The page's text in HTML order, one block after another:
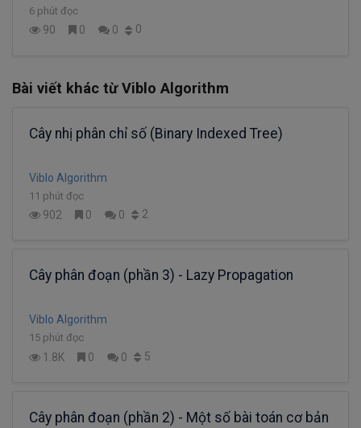
6 phút đọc
90 0 0 0
Bài viết khác từ Viblo Algorithm
Cây nhị phân chỉ số (Binary Indexed Tree)
Viblo Algorithm
11 phút đọc
902 0 0 2
Cây phân đoạn (phần 3) - Lazy Propagation
Viblo Algorithm
15 phút đọc
1.8K 0 0 5
Cây phân đoạn (phần 2) - Một số bài toán cơ bản